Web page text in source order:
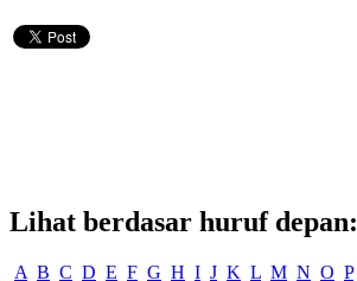
Lihat berdasar huruf depan:
A B C D E F G H I J K L M N O P